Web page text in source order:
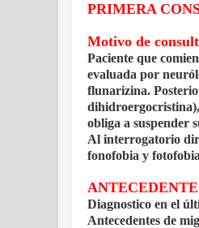
PRIMERA
Motivo de
Paciente que
evaluada por
flunarizina.
obliga a suspender
Al interrogatorio
fonofobia y
Diagnostico en el
Antecedentes de